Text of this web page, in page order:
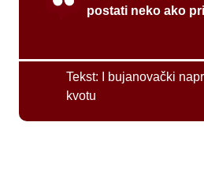
postati neko ako
Tekst:
I bujanovački
kvotu